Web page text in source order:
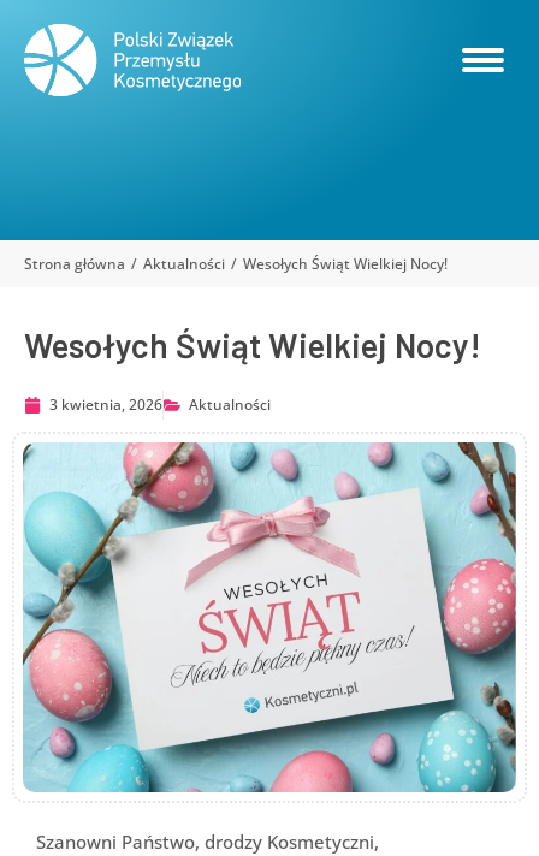
Jesteś tutaj:
Strona główna Aktualności Wesołych Świąt Wielkiej Nocy!
Wesołych Świąt Wielkiej Nocy!
3 kwietnia, 2026 Aktualności
Szanowni Państwo, drodzy Kosmetyczni,